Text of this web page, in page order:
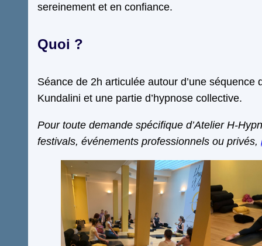
sereinement et en confiance.
Quoi ?
Séance de 2h articulée autour d’une séquence
Kundalini et une partie d’hypnose collective.
Pour toute demande spécifique d’Atelier H-
festivals, événements professionnels ou privés,